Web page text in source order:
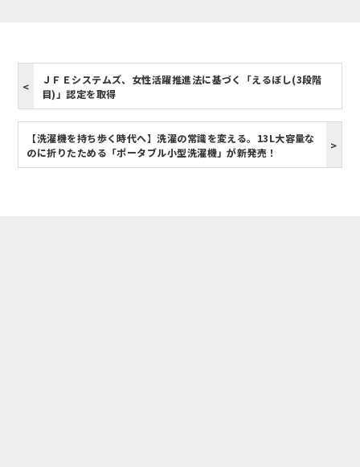
ＪＦＥシステムズ、女性活躍推進法に基づく「えるぼし(3段階
目)」認定を取得
【洗濯機を持ち歩く時代へ】洗濯の常識を変える。13L大容量な
のに折りたためる「ポータブル小型洗濯機」が新発売！